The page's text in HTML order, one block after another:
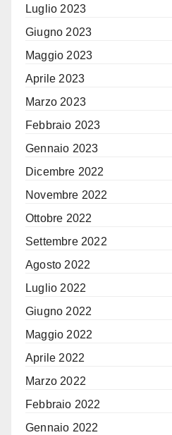
Luglio 2023
Giugno 2023
Maggio 2023
Aprile 2023
Marzo 2023
Febbraio 2023
Gennaio 2023
Dicembre 2022
Novembre 2022
Ottobre 2022
Settembre 2022
Agosto 2022
Luglio 2022
Giugno 2022
Maggio 2022
Aprile 2022
Marzo 2022
Febbraio 2022
Gennaio 2022